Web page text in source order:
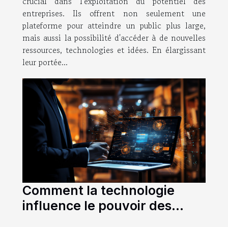
entreprises. Ils offrent non seulement une
plateforme pour atteindre un public plus large,
mais aussi la possibilité d'accéder à de nouvelles
ressources, technologies et idées. En élargissant
leur portée...
Comment la technologie
influence le pouvoir des